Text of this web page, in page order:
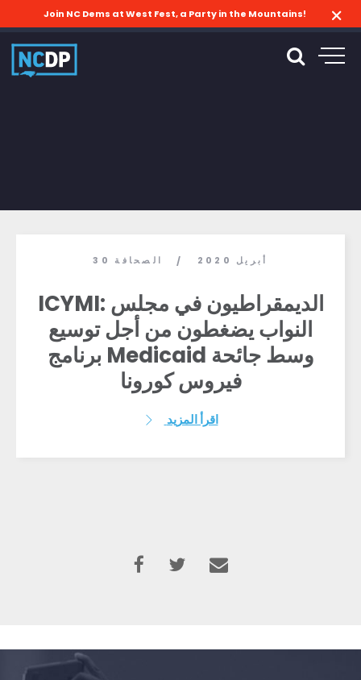
Join NC Dems at West Fest, a Party in the Mountains!
30 أبريل 2020 / الصحافة
ICYMI: الديمقراطيون في مجلس
النواب يضغطون من أجل توسيع
برنامج Medicaid وسط جائحة
فيروس كورونا
اقرأ المزيد